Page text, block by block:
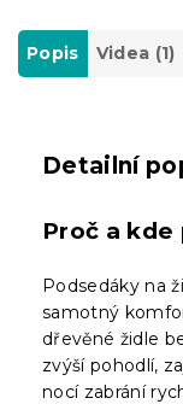
Popis Videa (1)
Detailní
Proč a
Podsedáky na
samotný
dřevěné židle
zvýší pohodlí,
nocí zabrání